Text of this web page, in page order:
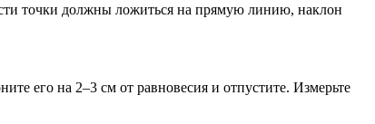
точки должны ложиться на прямую линию, наклон
его на 2–3 см от равновесия и отпустите. Измерьте